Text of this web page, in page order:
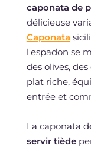
caponata de
délicieuse
Caponata
l'espadon se
des olives,
plat riche,
entrée et
La caponata
servir tiède